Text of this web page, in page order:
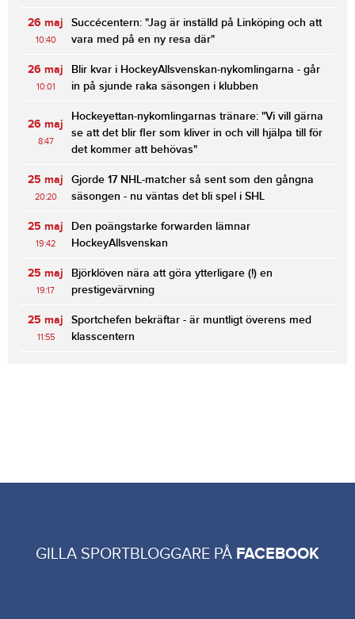
26 maj
10:40
Succécentern: "Jag är inställd på Linköping och att
vara med på en ny resa där"
26 maj
10:01
Blir kvar i HockeyAllsvenskan-nykomlingarna - går
in på sjunde raka säsongen i klubben
26 maj
8:47
Hockeyettan-nykomlingarnas tränare: "Vi vill gärna
se att det blir fler som kliver in och vill hjälpa till för
det kommer att behövas"
25 maj
20:20
Gjorde 17 NHL-matcher så sent som den gångna
säsongen - nu väntas det bli spel i SHL
25 maj
19:42
Den poängstarke forwarden lämnar
HockeyAllsvenskan
25 maj
19:17
Björklöven nära att göra ytterligare (!) en
prestigevärvning
25 maj
11:55
Sportchefen bekräftar - är muntligt överens med
klasscentern
GILLA SPORTBLOGGARE PÅ FACEBOOK